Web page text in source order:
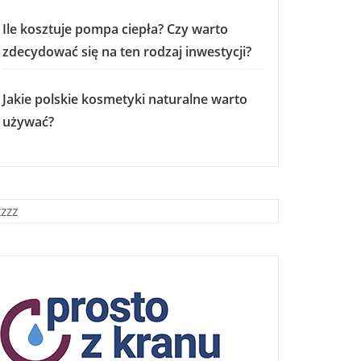
Ile kosztuje pompa ciepła? Czy warto
zdecydować się na ten rodzaj inwestycji?
Jakie polskie kosmetyki naturalne warto
używać?